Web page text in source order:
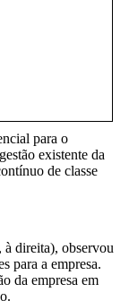
para o
existente da
de classe
direita), observou
para a empresa.
da empresa em